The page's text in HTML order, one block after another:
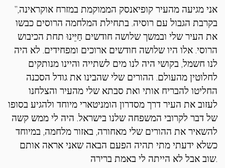
“אני מגיעה מהעיר קופיאנסק הממוקמת במזרח אוקראינה,
בקרבת הגבול עם רוסיה. בתחילת המלחמה הרוסים כבשו
את העיר שלי ובמשך שלושה חודשים חַיֵּינוּ תחת הכיבוש
הרוסי. אלו היו שלושה חודשים ארוכים ומפחידים. לא היה
לנו חשמל, בקושי היה לנו מים לשתייה והיינו מנותקים
לחלוטין מהעולם. ההורים שלי שהבינו את גודל הסכנה
החליטו להבריח אותי ואת סבתא שלי מהעיר והצלחנו
לעזוב את העיר דרך מסדרון הומניטארי מיוחד ולהגיע בסופו
של דבר לקרובי המשפחה שלנו בישראל. היה לי ממש קשה
להשאיר את ההורים שלי מאחורה, באזור מלחמה, במיוחד
כשלא ידעתי מתי תהיה הפעם הבאה שאני אראה אותם
שוב אבל לא הייתה לי באמת ברירה.